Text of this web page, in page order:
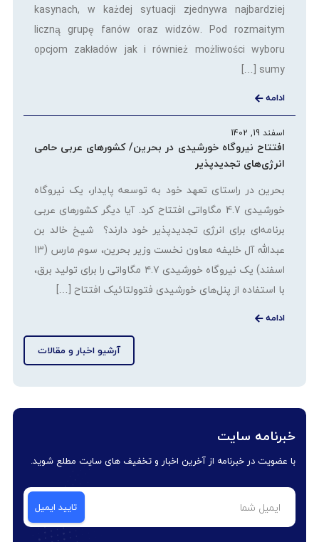
kasynach, w każdej sytuacji zjednywa najbardziej
liczną grupę fanów oraz widzów. Pod rozmaitym
opcjom zakładów jak i również możliwości wyboru
sumy […]
ادامه
اسفند 19, 1402
افتتاح نیروگاه خورشیدی در بحرین/ کشورهای عربی حامی
انرژی‌های تجدیدپذیر
بحرین در راستای تعهد خود به توسعه پایدار، یک نیروگاه
خورشیدی 4.7 مگاواتی افتتاح کرد. آیا دیگر کشورهای عربی
برنامه‌ای برای انرژی تجدیدپذیر خود دارند؟ شیخ خالد بن
عبدالله آل خلیفه معاون نخست وزیر بحرین، سوم مارس (13
اسفند) یک نیروگاه خورشیدی ۴.۷ مگاواتی را برای تولید برق،
با استفاده از پنل‌های خورشیدی فتوولتائیک افتتاح […]
ادامه
آرشیو اخبار و مقالات
خبرنامه سایت
با عضویت در خبرنامه از آخرین اخبار و تخفیف های سایت مطلع شوید.